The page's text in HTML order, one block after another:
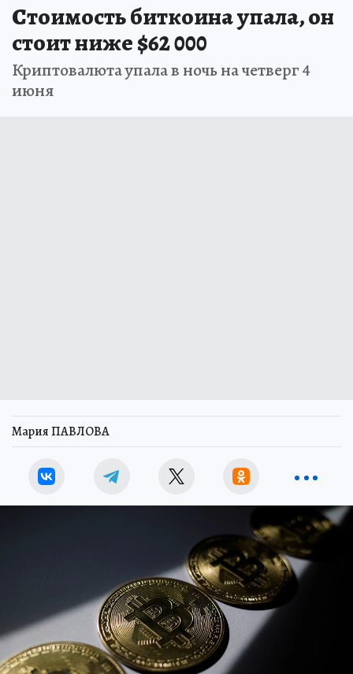
Стоимость биткоина упала, он
стоит ниже $62 000
Криптовалюта упала в ночь на четверг 4
июня
Мария ПАВЛОВА